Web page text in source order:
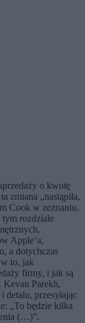
o kwotę
zmiana „nastąpiła,
Cook w zeznaniu,
rozdziale
Apple’a,
a dotychczas
to, jak
firmy, i jak są
Parekh,
detalu, przesyłając
„To będzie kilka
(…)”.